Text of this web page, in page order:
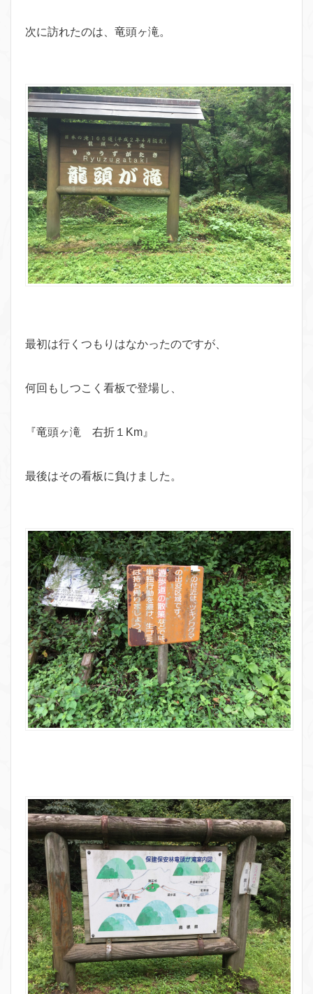
次に訪れたのは、竜頭ヶ滝。
最初は行くつもりはなかったのですが、
何回もしつこく看板で登場し、
『竜頭ヶ滝 右折１Km』
最後はその看板に負けました。